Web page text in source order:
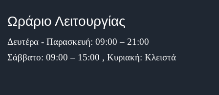
Ωράριο Λειτουργίας
Δευτέρα - Παρασκευή: 09:00 – 21:00
Σάββατο: 09:00 – 15:00 , Κυριακή: Κλειστά